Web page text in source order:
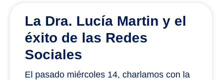
La Dra. Lucía Martin y el
éxito de las Redes
Sociales
El pasado miércoles 14, charlamos con la